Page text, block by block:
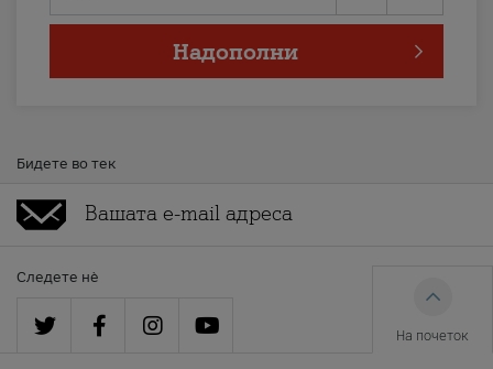
Надополни
Бидете во тек
Следете нè
На почеток